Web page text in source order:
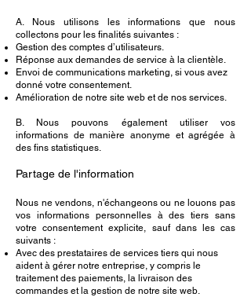
A. Nous utilisons les informations que nous
collectons pour les finalités suivantes :
Gestion des comptes d’utilisateurs.
Réponse aux demandes de service à la clientèle.
Envoi de communications marketing, si vous avez
donné votre consentement.
Amélioration de notre site web et de nos services.
B. Nous pouvons également utiliser vos
informations de manière anonyme et agrégée à
des fins statistiques.
Partage de l'information
Nous ne vendons, n'échangeons ou ne louons pas
vos informations personnelles à des tiers sans
votre consentement explicite, sauf dans les cas
suivants :
Avec des prestataires de services tiers qui nous
aident à gérer notre entreprise, y compris le
traitement des paiements, la livraison des
commandes et la gestion de notre site web.